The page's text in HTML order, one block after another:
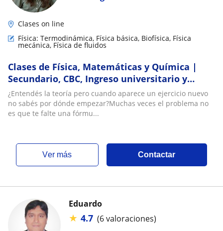
Clases on line
Física: Termodinámica, Física básica, Biofísica, Física
mecánica, Física de fluidos
Clases de Física, Matemáticas y Química |
Secundario, CBC, Ingreso universitario y
primeros años
¿Entendés la teoría pero cuando aparece un ejercicio nuevo
no sabés por dónde empezar?Muchas veces el problema no
es que te falte una fórmu...
ver más Contactar
Eduardo
★ 4.7 (6 valoraciones)